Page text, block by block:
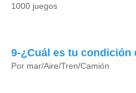
1000 juegos
9-¿Cuál es tu condición
Por mar/Aire/Tren/Camión